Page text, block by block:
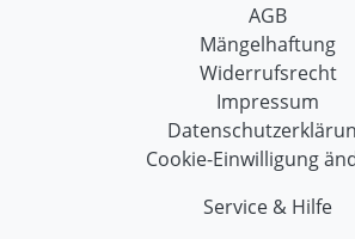
AGB
Mängelhaftung
Widerrufsrecht
Impressum
Cookie-Einwilligung
Service & Hilfe